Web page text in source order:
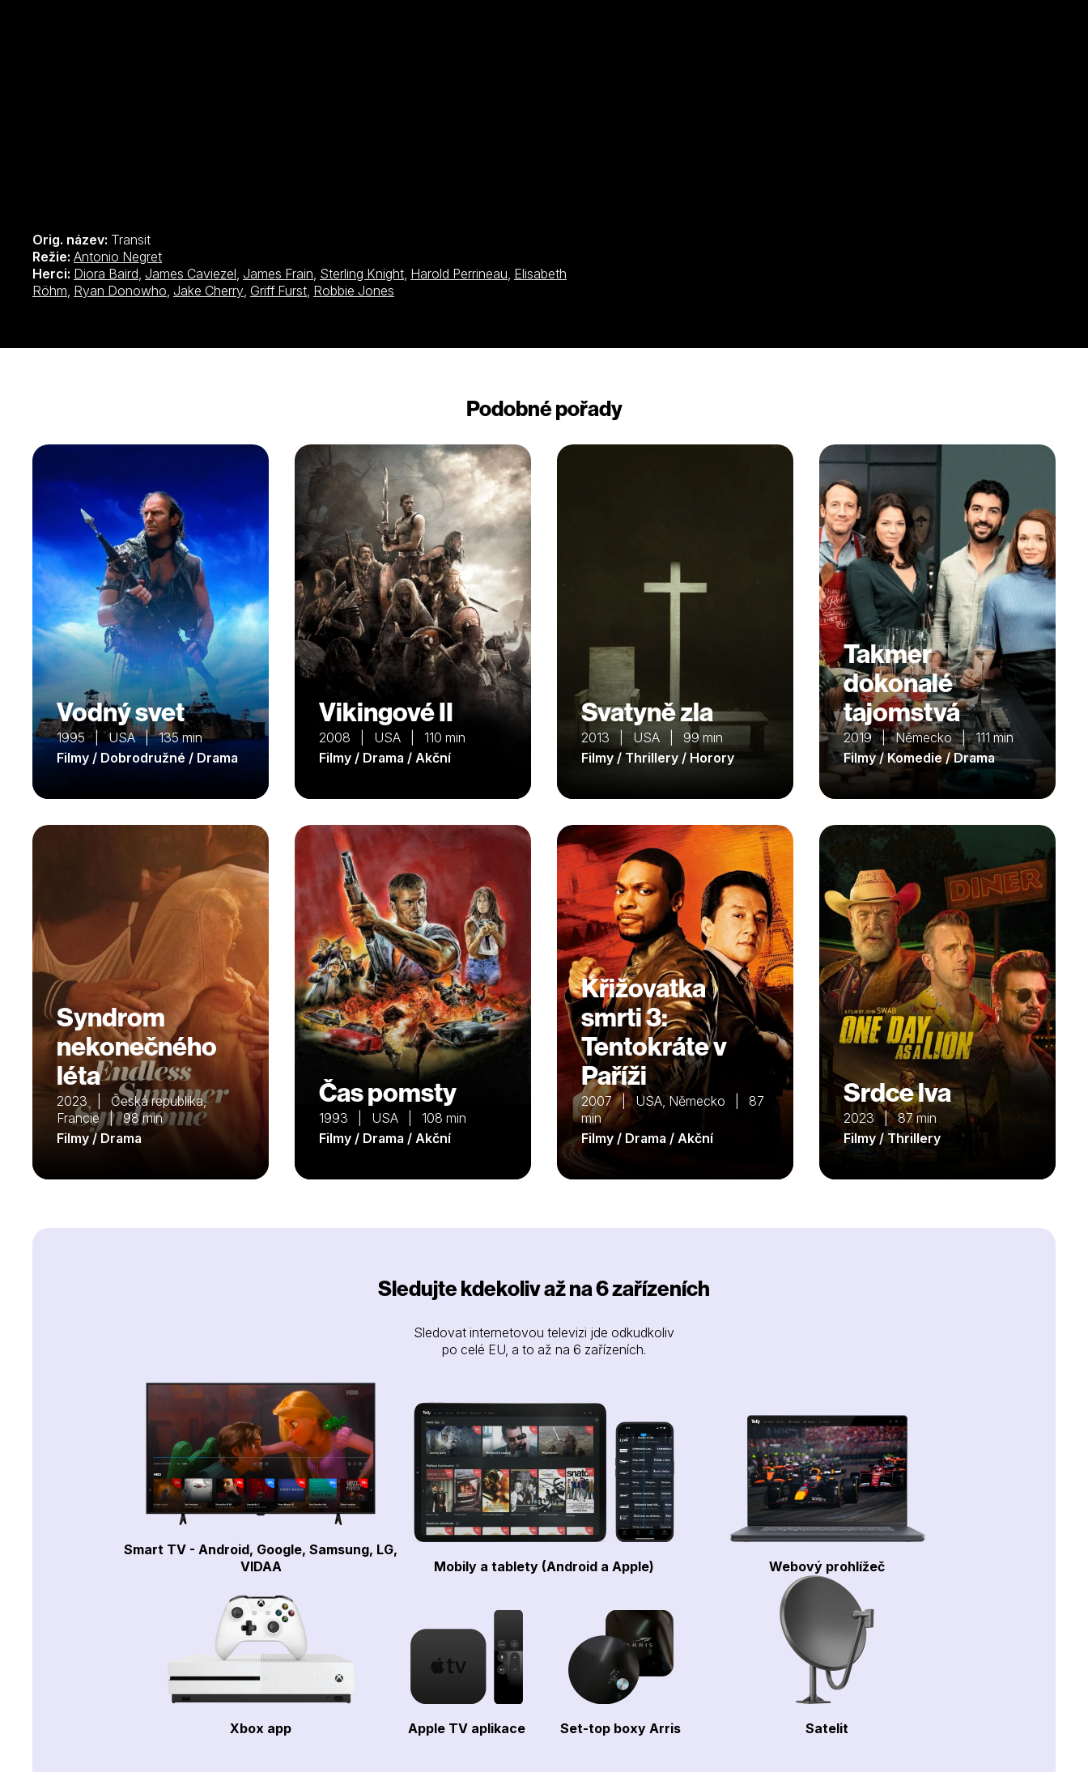
Orig. název: Transit
Režie: Antonio Negret
Herci: Diora Baird James Caviezel James Frain Sterling Knight Harold Perrineau Elisabeth
Röhm Ryan Donowho Jake Cherry Griff Furst Robbie Jones
Podobné pořady
Vodný svet
1995 | USA | 135 min
Filmy / Dobrodružné / Drama
Vikingové II
2008 | USA | 110 min
Filmy / Drama / Akční
Svatyně zla
2013 | USA | 99 min
Filmy / Thrillery / Horory
Takmer
dokonalé
tajomstvá
2019 | Německo | 111 min
Filmy / Komedie / Drama
Syndrom
nekonečného
léta
2023 | Česká republika,
Francie | 98 min
Filmy / Drama
Čas pomsty
1993 | USA | 108 min
Filmy / Drama / Akční
Křižovatka
smrti 3:
Tentokráte v
Paříži
2007 | USA, Německo | 87
min
Filmy / Drama / Akční
Srdce lva
2023 | 87 min
Filmy / Thrillery
Sledujte kdekoliv až na 6 zařízeních
Sledovat internetovou televizi jde odkudkoliv
po celé EU, a to až na 6 zařízeních.
Smart TV - Android, Google, Samsung, LG,
VIDAA
Mobily a tablety (Android a Apple) Webový prohlížeč
Xbox app Apple TV aplikace Set-top boxy Arris Satelit